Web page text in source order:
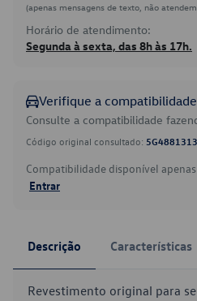
(apenas mensagens de texto, não
Horário de atendimento:
Segunda à sexta, das 8h às 17h.
Verifique a compatibilidade
Consulte a compatibilidade
Código original consultado:
Compatibilidade disponível
Entrar
Descrição Características
Revestimento original para